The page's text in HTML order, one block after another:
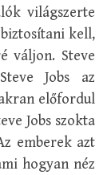
világszerte
kell,
váljon. Steve
Jobs az
előfordul
Jobs szokta
emberek azt
hogyan néz